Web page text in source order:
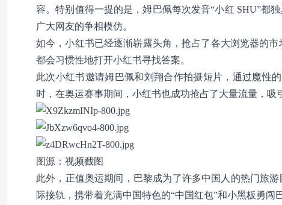
容。特别值得一提的是，姆巴佩每次发音“小红 SHU”都
广大网友的争相模仿。
如今，小红书已经逐渐崭露头角，抢占了各大浏览器的
都会习惯性地打开小红书寻找答案。
此次小红书邀请姆巴佩和刘翔合作拍摄短片，通过魔性
时，在奥运赛事期间，小红书也成功抢占了大量流量，吸
图源：视频截图
此外，正值奥运期间，巴黎成为了许多中国人的热门旅
际接轨，携带着充满中国特色的“中国红包”和小黑板勇闯